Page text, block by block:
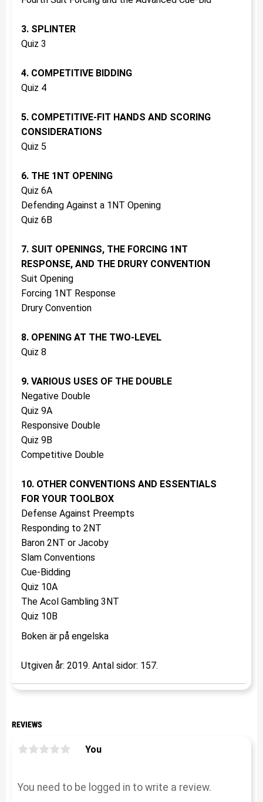
3. SPLINTER
Quiz 3
4. COMPETITIVE BIDDING
Quiz 4
5. COMPETITIVE-FIT HANDS AND SCORING
CONSIDERATIONS
Quiz 5
6. THE 1NT OPENING
Quiz 6A
Defending Against a 1NT Opening
Quiz 6B
7. SUIT OPENINGS, THE FORCING 1NT
RESPONSE, AND THE DRURY CONVENTION
Suit Opening
Forcing 1NT Response
Drury Convention
8. OPENING AT THE TWO-LEVEL
Quiz 8
9. VARIOUS USES OF THE DOUBLE
Negative Double
Quiz 9A
Responsive Double
Quiz 9B
Competitive Double
10. OTHER CONVENTIONS AND ESSENTIALS
FOR YOUR TOOLBOX
Defense Against Preempts
Responding to 2NT
Baron 2NT or Jacoby
Slam Conventions
Cue-Bidding
Quiz 10A
The Acol Gambling 3NT
Quiz 10B
Boken är på engelska
Utgiven år: 2019. Antal sidor: 157.
REVIEWS
You